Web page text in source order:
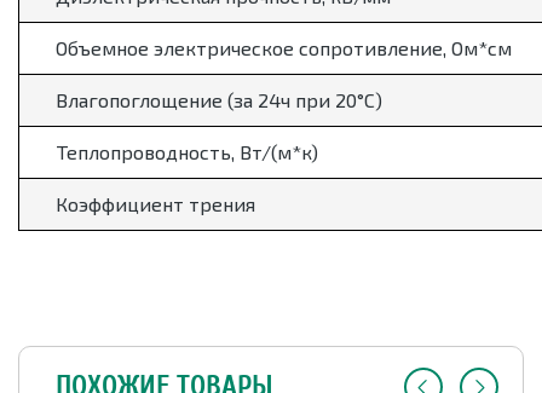
Объемное электрическое сопротивление, Ом*см
Влагопоглощение (за 24ч при 20°С)
Теплопроводность, Вт/(м*к)
Коэффициент трения